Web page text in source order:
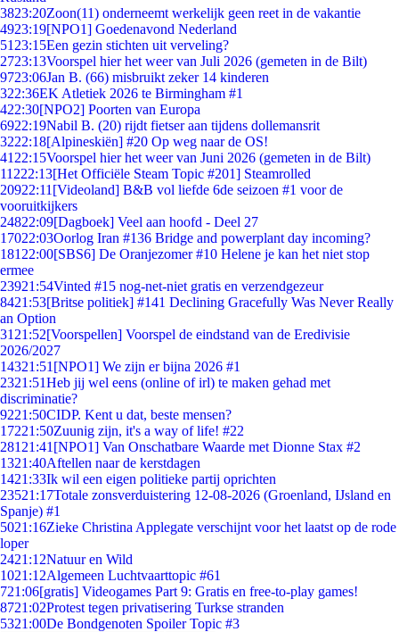
3823:20Zoon(11) onderneemt werkelijk geen reet in de vakantie
4923:19[NPO1] Goedenavond Nederland
51 23:15Een gezin stichten uit verveling?
2723:13Voorspel hier het weer van Juli 2026 (gemeten in de Bilt)
9723:06Jan B. (66) misbruikt zeker 14 kinderen
322:36EK Atletiek 2026 te Birmingham #1
422:30[NPO2] Poorten van Europa
6922:19Nabil B. (20) rijdt fietser aan tijdens dollemansrit
3222:18[Alpineskiën] #20 Op weg naar de OS!
41 22:15Voorspel hier het weer van Juni 2026 (gemeten in de Bilt)
11222:13[Het Officiële Steam Topic #201] Steamrolled
20922:11 [Videoland] B&B vol liefde 6de seizoen #1 voor de
vooruitkijkers
24822:09[Dagboek] Veel aan hoofd - Deel 27
17022:03Oorlog Iran #136 Bridge and powerplant day incoming?
181 22:00[SBS6] De Oranjezomer #10 Helene je kan het niet stop
ermee
23921:54Vinted #15 nog-net-niet gratis en verzendgezeur
8421:53[Britse politiek] #141 Declining Gracefully Was Never Really
an Option
31 21:52[Voorspellen] Voorspel de eindstand van de Eredivisie
2026/2027
14321:51 [NPO1] We zijn er bijna 2026 #1
2321:51Heb jij wel eens (online of irl) te maken gehad met
discriminatie?
9221:50CIDP. Kent u dat, beste mensen?
17221:50Zuunig zijn, it's a way of life! #22
281 21:41 [NPO1] Van Onschatbare Waarde met Dionne Stax #2
1321:40Aftellen naar de kerstdagen
1421:33Ik wil een eigen politieke partij oprichten
23521:17Totale zonsverduistering 12-08-2026 (Groenland, IJsland en
Spanje) #1
5021:16Zieke Christina Applegate verschijnt voor het laatst op de rode
loper
2421:12Natuur en Wild
1021:12Algemeen Luchtvaarttopic #61
721:06[gratis] Videogames Part 9: Gratis en free-to-play games!
8721:02Protest tegen privatisering Turkse stranden
5321:00De Bondgenoten Spoiler Topic #3